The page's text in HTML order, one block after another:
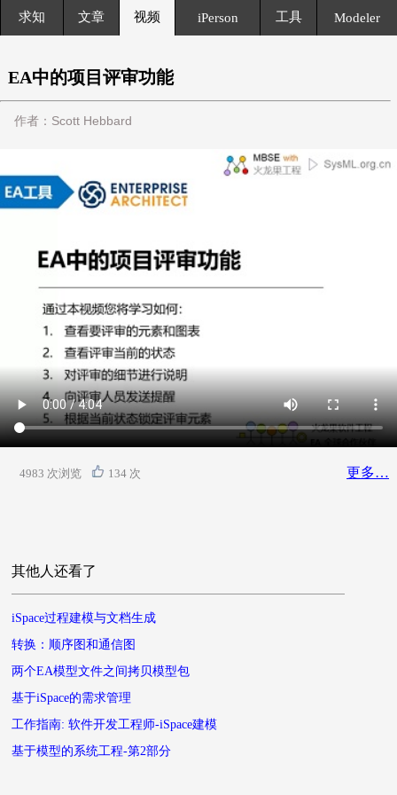
求知 文章 视频 iPerson 工具 Modeler
EA中的项目评审功能
作者：Scott Hebbard
4983 次浏览 134 次 更多…
其他人还看了
iSpace过程建模与文档生成
转换：顺序图和通信图
两个EA模型文件之间拷贝模型包
基于iSpace的需求管理
工作指南: 软件开发工程师-iSpace建模
基于模型的系统工程-第2部分